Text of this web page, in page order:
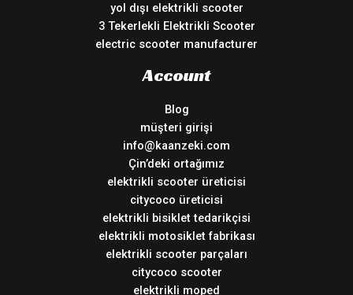
yol dışı elektrikli scooter
3 Tekerlekli Elektrikli Scooter
electric scooter manufacturer
Account
Blog
müşteri girişi
info@kaanzeki.com
Çin’deki ortağımız
elektrikli scooter üreticisi
citycoco üreticisi
elektrikli bisiklet tedarikçisi
elektrikli motosiklet fabrikası
elektrikli scooter parçaları
citycoco scooter
elektrikli moped